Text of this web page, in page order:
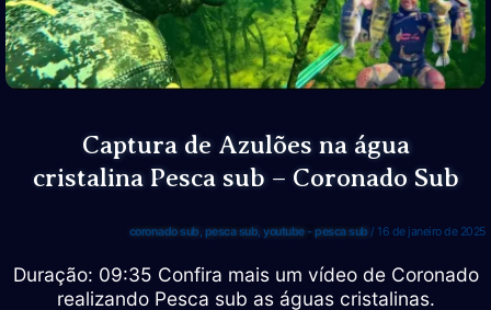
Captura de Azulões na água
cristalina Pesca sub – Coronado Sub
coronado sub, pesca sub,youtube - pesca sub / 16 de janeiro de 2025
Duração: 09:35 Confira mais um vídeo de Coronado
realizando Pesca sub as águas cristalinas.